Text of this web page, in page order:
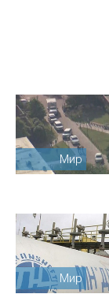
Мир
Мир